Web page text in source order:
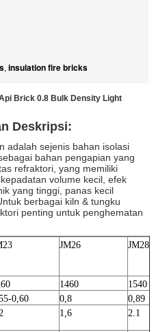
, insulation fire bricks
Brick 0.8 Bulk Density Light
Deskripsi:
adalah sejenis bahan isolasi
bahan pengapian yang
refraktori, yang memiliki
volume kecil, efek
yang tinggi, panas kecil
berbagai kiln & tungku
penting untuk penghematan
JM26 JM28
1460
1540
0,60 0,8
0,89
1,6 2.1